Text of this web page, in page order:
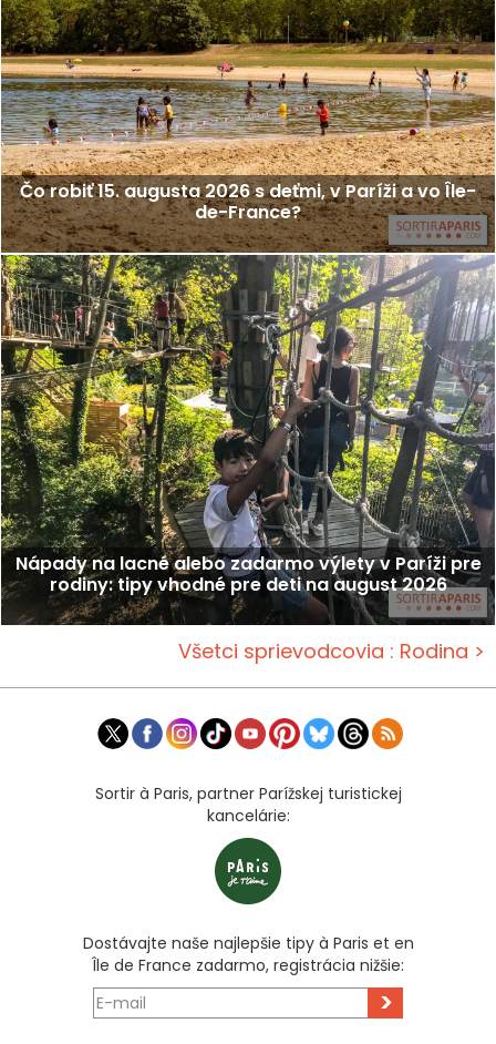
Čo robiť 15. augusta 2026 s deťmi, v Paríži a vo Île-
de-France?
Nápady na lacné alebo zadarmo výlety v Paríži pre
rodiny: tipy vhodné pre deti na august 2026
Všetci sprievodcovia : Rodina >
Sortir à Paris, partner Parížskej turistickej
kancelárie:
Dostávajte naše najlepšie tipy à Paris et en
Île de France zadarmo, registrácia nižšie:
>